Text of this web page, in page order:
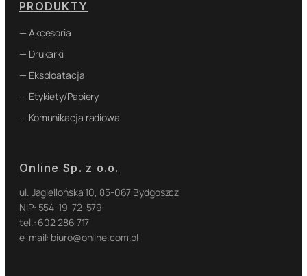
PRODUKTY
— Akcesoria
— Drukarki
— Eksploatacja
— Etykiety/Papiery
— Komunikacja radiowa
Online Sp. z o.o.
ul. Jagiellońska 10, 85-067 Bydgoszcz
NIP: 554-19-72-579
tel.: 602 286 717
e-mail: biuro@online.com.pl